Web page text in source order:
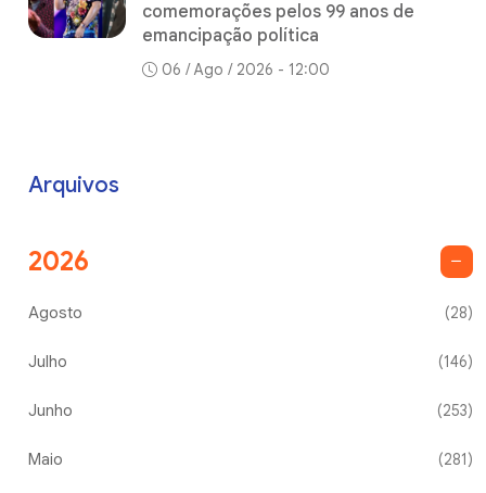
comemorações pelos 99 anos de
emancipação política
06 / Ago / 2026 - 12:00
Arquivos
2026
Agosto (28)
Julho (146)
Junho (253)
Maio (281)